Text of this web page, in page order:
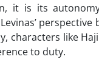
it is its
perspective
characters like
to duty.